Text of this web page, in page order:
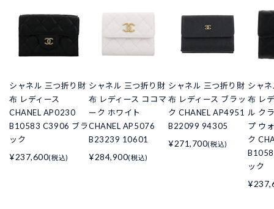
シャネル 三つ折り財
布 レディース
CHANEL AP0230
B10583 C3906 ブラ
ック
¥237,600(税込)
シャネル 三つ折り財
布 レディース ココマ
ーク ホワイト
CHANEL AP5076
B23239 10601
¥284,900(税込)
シャネル 三つ折り財
布 レディース ブラッ
ク CHANEL AP4951
B22099 94305
¥271,700(税込)
シャ
布 レ
ル ク
プ ウ
ク
ック